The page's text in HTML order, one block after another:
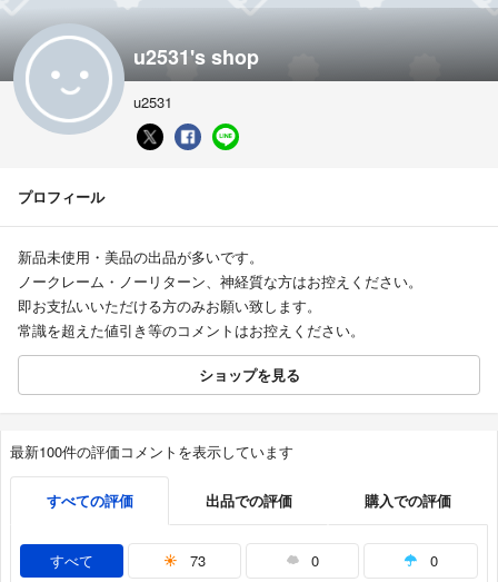
u2531's shop
u2531
プロフィール
新品未使用・美品の出品が多いです。
ノークレーム・ノーリターン、神経質な方はお控えください。
即お支払いいただける方のみお願い致します。
常識を超えた値引き等のコメントはお控えください。
ショップを見る
最新100件の評価コメントを表示しています
すべての評価 出品での評価 購入での評価
すべて 73 0 0